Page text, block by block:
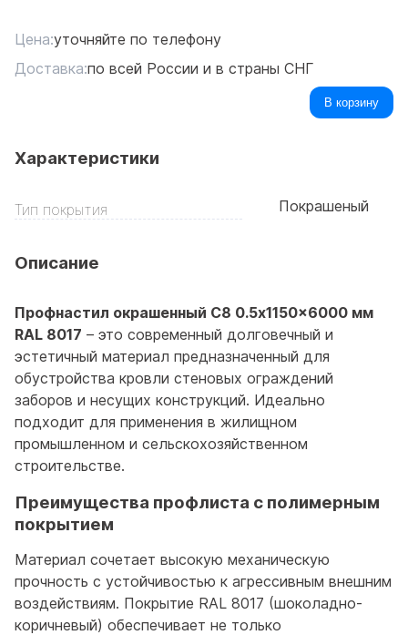
Цена:уточняйте по телефону
Доставка:по всей России и в страны СНГ
В корзину
Характеристики
Тип покрытия Покрашеный
Описание
Профнастил окрашенный С8 0.5x1150x6000 мм
RAL 8017 – это современный долговечный и
эстетичный материал предназначенный для
обустройства кровли стеновых ограждений
заборов и несущих конструкций. Идеально
подходит для применения в жилищном
промышленном и сельскохозяйственном
строительстве.
Преимущества профлиста с полимерным
покрытием
Материал сочетает высокую механическую
прочность с устойчивостью к агрессивным внешним
воздействиям. Покрытие RAL 8017 (шоколадно-
коричневый) обеспечивает не только